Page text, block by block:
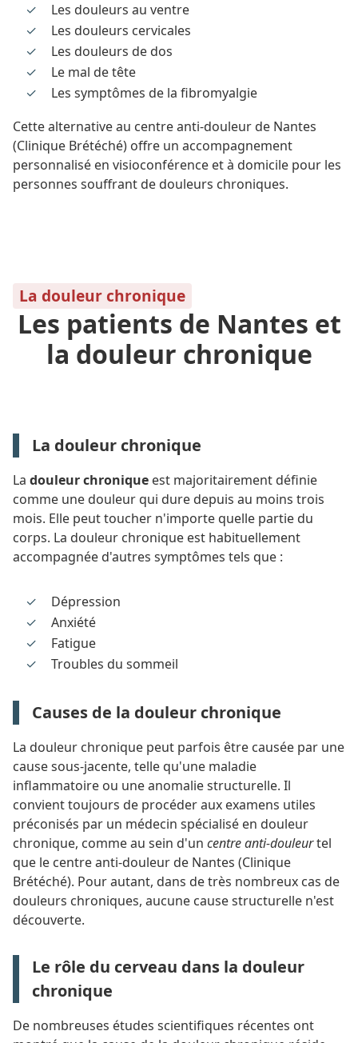
Les douleurs au ventre
Les douleurs cervicales
Les douleurs de dos
Le mal de tête
Les symptômes de la fibromyalgie
Cette alternative au centre anti-douleur de Nantes
(Clinique Brétéché) offre un accompagnement
personnalisé en visioconférence et à domicile pour les
personnes souffrant de douleurs chroniques.
La douleur chronique
Les patients de Nantes et
la douleur chronique
La douleur chronique
La douleur chronique est majoritairement définie
comme une douleur qui dure depuis au moins trois
mois. Elle peut toucher n'importe quelle partie du
corps. La douleur chronique est habituellement
accompagnée d'autres symptômes tels que :
Dépression
Anxiété
Fatigue
Troubles du sommeil
Causes de la douleur chronique
La douleur chronique peut parfois être causée par une
cause sous-jacente, telle qu'une maladie
inflammatoire ou une anomalie structurelle. Il
convient toujours de procéder aux examens utiles
préconisés par un médecin spécialisé en douleur
chronique, comme au sein d'un centre anti-douleurtel
que le centre anti-douleur de Nantes (Clinique
Brétéché). Pour autant, dans de très nombreux cas de
douleurs chroniques, aucune cause structurelle n'est
découverte.
Le rôle du cerveau dans la douleur
chronique
De nombreuses études scientifiques récentes ont